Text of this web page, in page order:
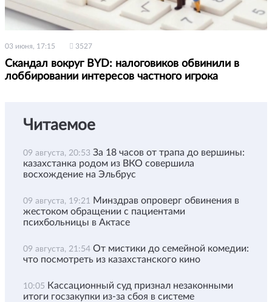
03 июня, 17:15 3527
Скандал вокруг BYD: налоговиков обвинили в
лоббировании интересов частного игрока
Читаемое
09 августа, 20:53 За 18 часов от трапа до вершины:
казахстанка родом из ВКО совершила
восхождение на Эльбрус
09 августа, 19:21 Минздрав опроверг обвинения в
жестоком обращении с пациентами
психбольницы в Актасе
09 августа, 21:54 От мистики до семейной комедии:
что посмотреть из казахстанского кино
10:05 Кассационный суд признал незаконными
итоги госзакупки из-за сбоя в системе